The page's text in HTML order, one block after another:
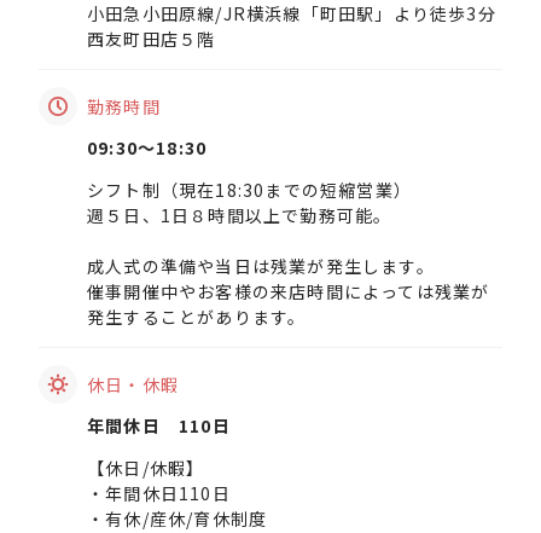
小田急小田原線/JR横浜線「町田駅」より徒歩3分
西友町田店５階
勤務時間
09:30〜18:30
シフト制（現在18:30までの短縮営業）
週５日、1日８時間以上で勤務可能。
成人式の準備や当日は残業が発生します。
催事開催中やお客様の来店時間によっては残業が
発生することがあります。
休日・休暇
年間休日 110日
【休日/休暇】
・年間休日110日
・有休/産休/育休制度